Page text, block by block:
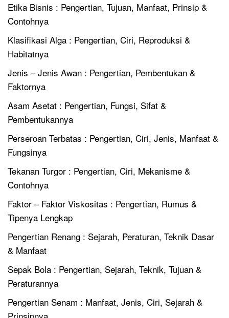
Etika Bisnis : Pengertian, Tujuan, Manfaat, Prinsip &
Contohnya
Klasifikasi Alga : Pengertian, Ciri, Reproduksi &
Habitatnya
Jenis – Jenis Awan : Pengertian, Pembentukan &
Faktornya
Asam Asetat : Pengertian, Fungsi, Sifat &
Pembentukannya
Perseroan Terbatas : Pengertian, Ciri, Jenis, Manfaat &
Fungsinya
Tekanan Turgor : Pengertian, Ciri, Mekanisme &
Contohnya
Faktor – Faktor Viskositas : Pengertian, Rumus &
Tipenya Lengkap
Pengertian Renang : Sejarah, Peraturan, Teknik Dasar
& Manfaat
Sepak Bola : Pengertian, Sejarah, Teknik, Tujuan &
Peraturannya
Pengertian Senam : Manfaat, Jenis, Ciri, Sejarah &